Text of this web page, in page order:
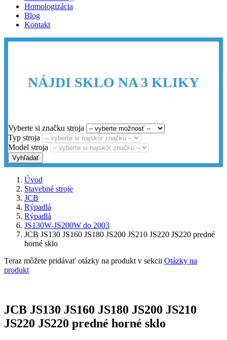
Homologizácia
Blog
Kontakt
NÁJDI SKLO NA 3 KLIKY
Vyberte si značku stroja
Typ stroja
Model stroja
Vyhľadať
Úvod
Stavebné stroje
JCB
Rýpadlá
Rýpadlá
JS130W-JS200W do 2003
JCB JS130 JS160 JS180 JS200 JS210 JS220 JS220 predné
horné sklo
Teraz môžete pridávať otázky na produkt v sekcii Otázky na
produkt
JCB JS130 JS160 JS180 JS200 JS210
JS220 JS220 predné horné sklo